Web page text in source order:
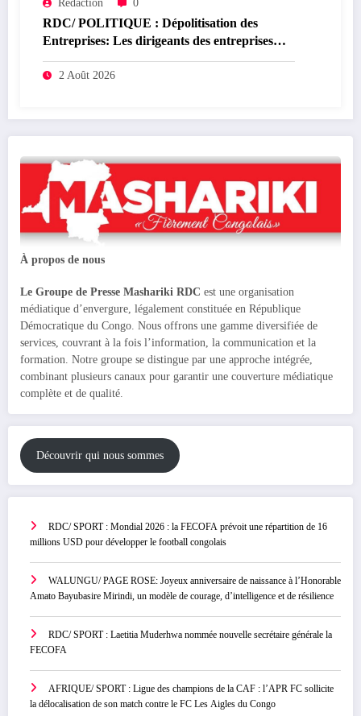
Rédaction 0
RDC/ POLITIQUE : Dépolitisation des
Entreprises: Les dirigeants des entreprises
publiques bientôt recrutés par concours
2 Août 2026
À propos de nous
Le Groupe de Presse Mashariki RDC est une organisation
médiatique d’envergure, légalement constituée en République
Démocratique du Congo. Nous offrons une gamme diversifiée de
services, couvrant à la fois l’information, la communication et la
formation. Notre groupe se distingue par une approche intégrée,
combinant plusieurs canaux pour garantir une couverture médiatique
complète et de qualité.
Découvrir qui nous sommes
RDC/ SPORT : Mondial 2026 : la FECOFA prévoit une répartition de 16
millions USD pour développer le football congolais
WALUNGU/ PAGE ROSE: Joyeux anniversaire de naissance à l’Honorable
Amato Bayubasire Mirindi, un modèle de courage, d’intelligence et de résilience
RDC/ SPORT : Laetitia Muderhwa nommée nouvelle secrétaire générale la
FECOFA
AFRIQUE/ SPORT : Ligue des champions de la CAF : l’APR FC sollicite
la délocalisation de son match contre le FC Les Aigles du Congo